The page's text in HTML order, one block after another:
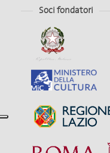
Soci fondatori